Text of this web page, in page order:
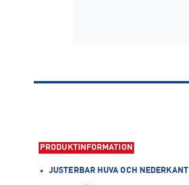
PRODUKTINFORMATION
JUSTERBAR HUVA OCH NEDERKANT